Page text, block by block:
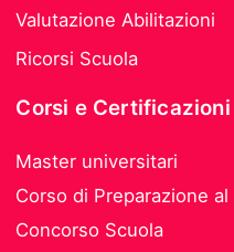
Valutazione Abilitazioni
Ricorsi Scuola
Corsi e Certificazioni
Master universitari
Corso di Preparazione al
Concorso Scuola